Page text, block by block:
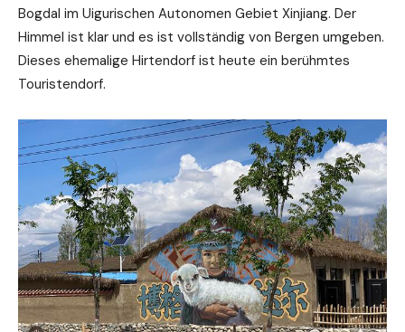
Bogdal im Uigurischen Autonomen Gebiet Xinjiang. Der
Himmel ist klar und es ist vollständig von Bergen umgeben.
Dieses ehemalige Hirtendorf ist heute ein berühmtes
Touristendorf.